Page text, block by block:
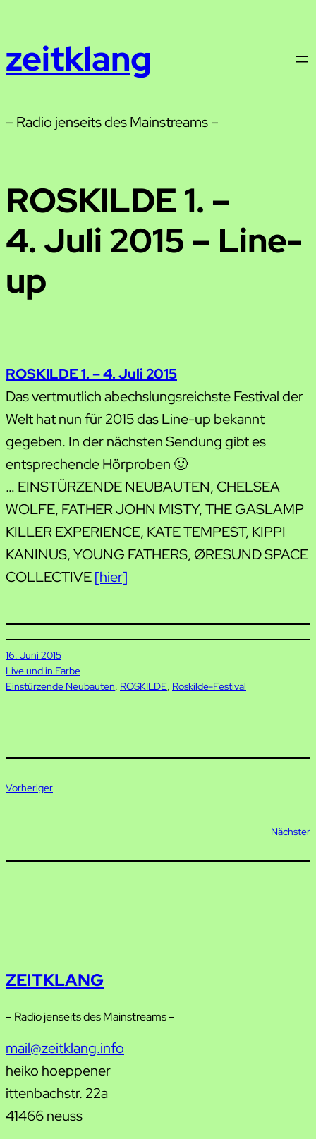
springen
zeitklang
– Radio jenseits des Mainstreams –
ROSKILDE 1. –
4. Juli 2015 – Line-
up
ROSKILDE 1. – 4. Juli 2015
Das vertmutlich abechslungsreichste Festival der
Welt hat nun für 2015 das Line-up bekannt
gegeben. In der nächsten Sendung gibt es
entsprechende Hörproben 🙂
… EINSTÜRZENDE NEUBAUTEN, CHELSEA
WOLFE, FATHER JOHN MISTY, THE GASLAMP
KILLER EXPERIENCE, KATE TEMPEST, KIPPI
KANINUS, YOUNG FATHERS, ØRESUND SPACE
COLLECTIVE[hier]
16. Juni 2015
Live und in Farbe
Einstürzende Neubauten, ROSKILDE, Roskilde-Festival
Vorheriger
Nächster
ZEITKLANG
– Radio jenseits des Mainstreams –
mail@zeitklang.info
heiko hoeppener
ittenbachstr. 22a
41466 neuss